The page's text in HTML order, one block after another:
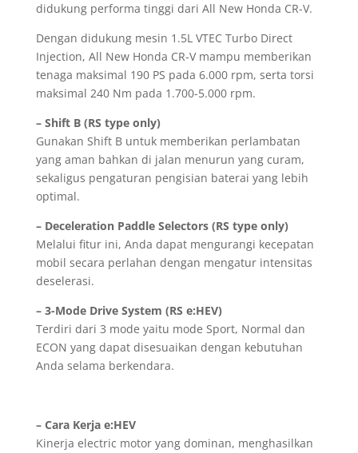
didukung performa tinggi dari All New Honda CR-V.
Dengan didukung mesin 1.5L VTEC Turbo Direct
Injection, All New Honda CR-V mampu memberikan
tenaga maksimal 190 PS pada 6.000 rpm, serta torsi
maksimal 240 Nm pada 1.700-5.000 rpm.
– Shift B (RS type only)
Gunakan Shift B untuk memberikan perlambatan
yang aman bahkan di jalan menurun yang curam,
sekaligus pengaturan pengisian baterai yang lebih
optimal.
– Deceleration Paddle Selectors (RS type only)
Melalui fitur ini, Anda dapat mengurangi kecepatan
mobil secara perlahan dengan mengatur intensitas
deselerasi.
– 3-Mode Drive System (RS e:HEV)
Terdiri dari 3 mode yaitu mode Sport, Normal dan
ECON yang dapat disesuaikan dengan kebutuhan
Anda selama berkendara.
– Cara Kerja e:HEV
Kinerja electric motor yang dominan, menghasilkan